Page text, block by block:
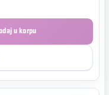
u korpu